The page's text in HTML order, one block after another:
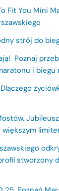
Fit You Mini
strój do
Poznaj
i biegu
większym
stworzony